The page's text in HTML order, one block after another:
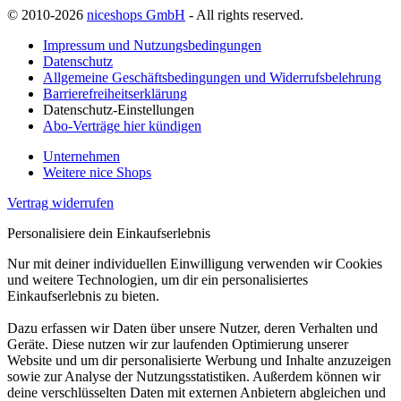
© 2010-2026 niceshops GmbH - All rights reserved.
Impressum und Nutzungsbedingungen
Datenschutz
Allgemeine Geschäftsbedingungen und Widerrufsbelehrung
Barrierefreiheitserklärung
Datenschutz-Einstellungen
Abo-Verträge hier kündigen
Unternehmen
Weitere nice Shops
Vertrag widerrufen
Personalisiere dein Einkaufserlebnis
Nur mit deiner individuellen Einwilligung verwenden wir Cookies
und weitere Technologien, um dir ein personalisiertes
Einkaufserlebnis zu bieten.
Dazu erfassen wir Daten über unsere Nutzer, deren Verhalten und
Geräte. Diese nutzen wir zur laufenden Optimierung unserer
Website und um dir personalisierte Werbung und Inhalte anzuzeigen
sowie zur Analyse der Nutzungsstatistiken. Außerdem können wir
deine verschlüsselten Daten mit externen Anbietern abgleichen und